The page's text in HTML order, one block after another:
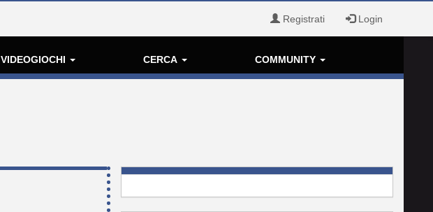
Registrati Login
VIDEOGIOCHI CERCA COMMUNITY